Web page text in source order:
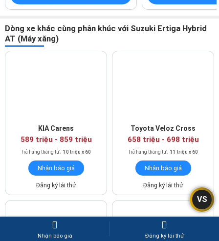
Dòng xe khác cùng phân khúc với Suzuki Ertiga Hybrid
AT (Máy xăng)
KIA Carens
589 triệu - 859 triệu
Trả hàng tháng từ: 10 triệu x 60
Nhận báo giá
Đăng ký lái thử
Toyota Veloz Cross
658 triệu - 698 triệu
Trả hàng tháng từ: 11 triệu x 60
Nhận báo giá
Đăng ký lái thử
VS
Nhận báo giá Đăng ký lái thử